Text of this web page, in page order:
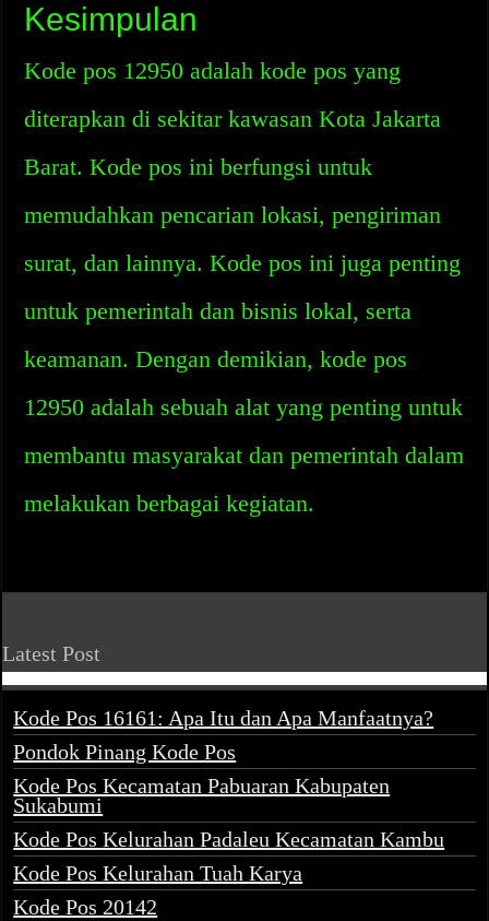
Kesimpulan
Kode pos 12950 adalah kode pos yang
diterapkan di sekitar kawasan Kota Jakarta
Barat. Kode pos ini berfungsi untuk
memudahkan pencarian lokasi, pengiriman
surat, dan lainnya. Kode pos ini juga penting
untuk pemerintah dan bisnis lokal, serta
keamanan. Dengan demikian, kode pos
12950 adalah sebuah alat yang penting untuk
membantu masyarakat dan pemerintah dalam
melakukan berbagai kegiatan.
Latest Post
Kode Pos 16161: Apa Itu dan Apa Manfaatnya?
Pondok Pinang Kode Pos
Kode Pos Kecamatan Pabuaran Kabupaten
Sukabumi
Kode Pos Kelurahan Padaleu Kecamatan Kambu
Kode Pos Kelurahan Tuah Karya
Kode Pos 20142